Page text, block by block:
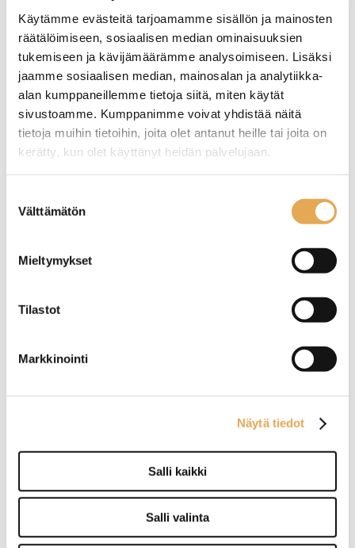
Käytämme evästeitä tarjoamamme sisällön ja mainosten
räätälöimiseen, sosiaalisen median ominaisuuksien
tukemiseen ja kävijämäärämme analysoimiseen. Lisäksi
jaamme sosiaalisen median, mainosalan ja analytiikka-
alan kumppaneillemme tietoja siitä, miten käytät
sivustoamme. Kumppanimme voivat yhdistää näitä
tietoja muihin tietoihin, joita olet antanut heille tai joita on
kerätty, kun olet käyttänyt heidän palvelujaan.
valinta
Välttämätön
Mieltymykset
Tilastot
Markkinointi
Näytä tiedot
Salli kaikki
Salli valinta
Säädettävät jalat ruostumattomasta teräksestä.
Kondenssiveden tyhjennysastia jäähdyttimen
pohjan alla.
Huoneen lämpötila enintään 30 °C ja 55 %
kosteus vastaa ilmastoluokkaa 4.
Näytä lisää tuotteita
Nostatuskaapit tuoteryhmästä
Tämäkin laite sopivasti